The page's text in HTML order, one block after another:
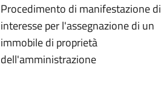
Procedimento di manifestazione di
interesse per l'assegnazione di un
immobile di proprietà
dell'amministrazione